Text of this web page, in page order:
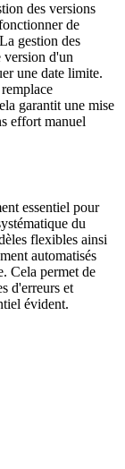
des versions
de
gestion des
version d'un
une date limite.
garantit une mise
effort manuel
essentiel pour
du
flexibles ainsi
automatisés
Cela permet de
d'erreurs et
évident.